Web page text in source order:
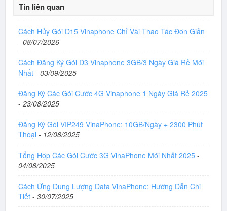
Tin liên quan
Cách Hủy Gói D15 Vinaphone Chỉ Vài Thao Tác Đơn Giản
- 08/07/2026
Cách Đăng Ký Gói D3 Vinaphone 3GB/3 Ngày Giá Rẻ Mới
Nhất - 03/09/2025
Đăng Ký Các Gói Cước 4G Vinaphone 1 Ngày Giá Rẻ 2025
- 23/08/2025
Đăng Ký Gói VIP249 VinaPhone: 10GB/Ngày + 2300 Phút
Thoại - 12/08/2025
Tổng Hợp Các Gói Cước 3G VinaPhone Mới Nhất 2025 -
04/08/2025
Cách Ứng Dung Lượng Data VinaPhone: Hướng Dẫn Chi
Tiết - 30/07/2025